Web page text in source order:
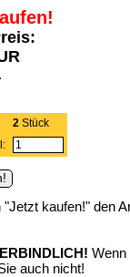
2Stück
kaufen!" den
Wenn
auch nicht!